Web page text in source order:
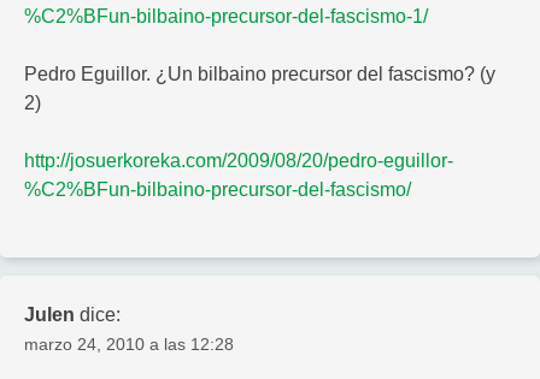
%C2%BFun-bilbaino-precursor-del-fascismo-1/
Pedro Eguillor. ¿Un bilbaino precursor del fascismo? (y
2)
http://josuerkoreka.com/2009/08/20/pedro-eguillor-
%C2%BFun-bilbaino-precursor-del-fascismo/
Julen dice:
marzo 24, 2010 a las 12:28